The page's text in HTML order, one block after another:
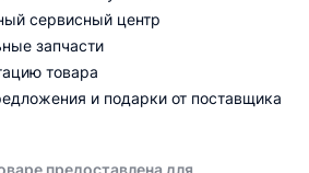
сервисный центр
запчасти
товара
и подарки от поставщика
предоставлена для